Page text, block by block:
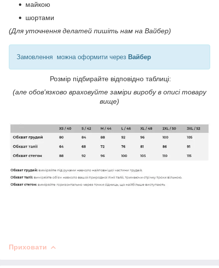
майкою
шортами
(Для уточнення делатей пишіть нам на Вайбер)
Замовлення можна оформити через Вайбер
Розмір підбирайте відповідно таблиці:
(але обов'язково враховуйте заміри виробу в описі товару
вище)
Приховати